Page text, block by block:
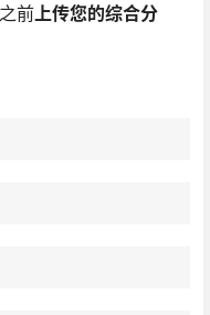
前上传您的综合分